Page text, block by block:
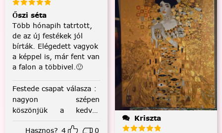
Őszi séta
Több hónapih tatrtott,
de az új festékek jól
bírták. Elégedett vagyok
a képpel is, már fent van
a falon a többivel.🙂
Festede csapat válasza :
nagyon szépen
köszönjük a kedves
visszajelzést! :)
Hasznos? 4 0
Kriszta